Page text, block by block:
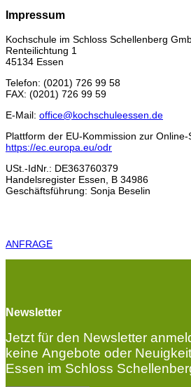
Impressum
Kochschule im Schloss Schellenberg
Renteilichtung 1
45134 Essen
Telefon: (0201) 726 99 58
FAX: (0201) 726 99 59
E-Mail: office@kochschuleessen.de
Plattform der EU-Kommission zur
https://ec.europa.eu/odr
USt.-IdNr.: DE363760379
Handelsregister Essen, B 34986
Geschäftsführung: Sonja Beselin
ANFRAGE
Newsletter
Jetzt für den Newsletter
keine Angebote oder
Essen im Schloss